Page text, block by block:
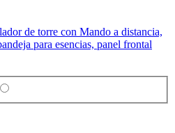
de torre con Mando a distancia,
para esencias, panel frontal